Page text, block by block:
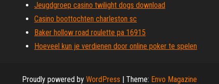
Jeugdgroep casino twilight dogs download
Casino boottochten charleston sc
Baker hollow road roulette pa 16915
Hoeveel kun je verdienen door online poker te spelen
Proudly powered by WordPress | Theme: Envo Magazine